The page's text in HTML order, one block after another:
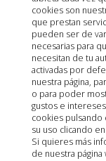
cookies son
que prestan
pueden ser de
necesarias para
necesitan de tu
activadas por
nuestra página,
o para poder
gustos e
cookies pulsando
su uso clicando en
Si quieres más
de nuestra página